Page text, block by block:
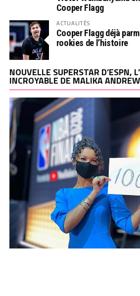
Cooper Flagg
ACTUALITÉS
Cooper Flagg déjà
rookies de l’histoire
NOUVELLE SUPERSTAR D’ESPN,
INCROYABLE DE MALIKA